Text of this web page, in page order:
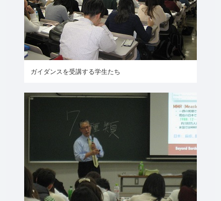
ガイダンスを受講する学生たち